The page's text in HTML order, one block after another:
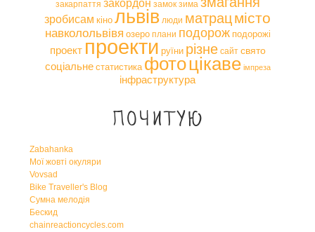
закарпаття закордон замок зима
зробисам кіно львів люди матрацмісто
навколольвівя озеро плани подорож подорожі
проект проекти руїни різне сайт свято
соціальне статистика фотоцікаве імпреза
інфраструктура
Почитую
Zabahanka
Мої жовті окуляри
Vovsad
Bike Traveller's Blog
Сумна мелодія
Бескид
chainreactioncycles.com